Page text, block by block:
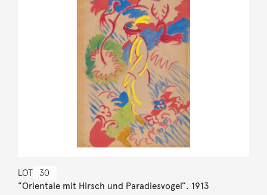
LOT 30
”Orientale mit Hirsch und Paradiesvogel”. 1913